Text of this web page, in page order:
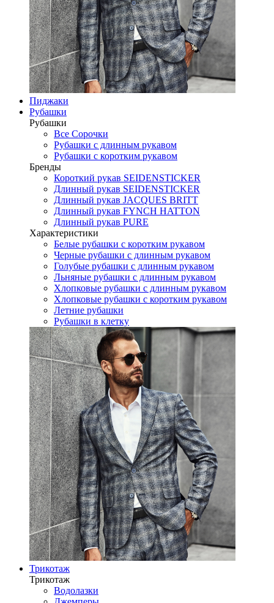
Пиджаки
Рубашки
Рубашки
Все Сорочки
Рубашки с длинным рукавом
Рубашки с коротким рукавом
Бренды
Короткий рукав SEIDENSTICKER
Длинный рукав SEIDENSTICKER
Длинный рукав JAСQUES BRITT
Длинный рукав FYNCH HATTON
Длинный рукав PURE
Характеристики
Белые рубашки с коротким рукавом
Черные рубашки с длинным рукавом
Голубые рубашки с длинным рукавом
Льняные рубашки с длинным рукавом
Хлопковые рубашки с длинным рукавом
Хлопковые рубашки с коротким рукавом
Летние рубашки
Рубашки в клетку
Трикотаж
Трикотаж
Водолазки